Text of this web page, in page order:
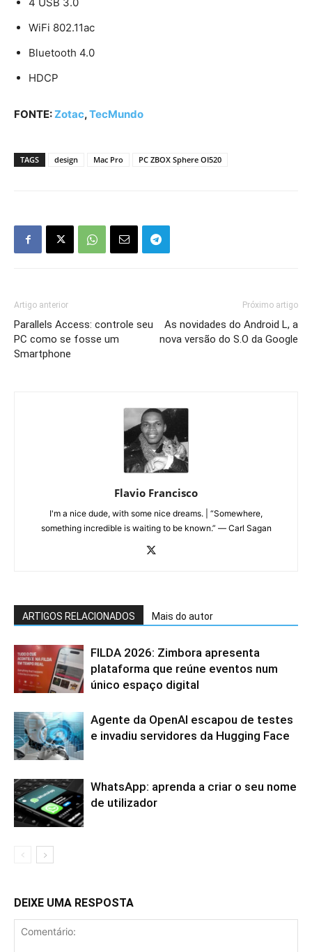
WiFi 802.11ac
Bluetooth 4.0
HDCP
FONTE:Zotac,TecMundo
TAGS design Mac Pro PC ZBOX Sphere OI520
Artigo anterior
Parallels Access: controle seu
PC como se fosse um
Smartphone
Próximo artigo
As novidades do Android L, a
nova versão do S.O da Google
Flavio Francisco
I'm a nice dude, with some nice dreams. | “Somewhere,
something incredible is waiting to be known.” ― Carl Sagan
ARTIGOS RELACIONADOS Mais do autor
FILDA 2026: Zimbora apresenta
plataforma que reúne eventos num
único espaço digital
Agente da OpenAI escapou de testes
e invadiu servidores da Hugging Face
WhatsApp: aprenda a criar o seu nome
de utilizador
DEIXE UMA RESPOSTA